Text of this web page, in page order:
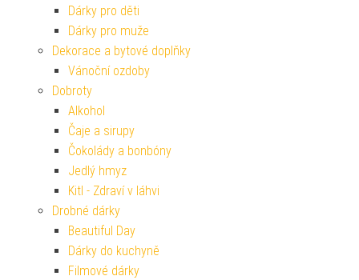
Dárky pro děti
Dárky pro muže
Dekorace a bytové doplňky
Vánoční ozdoby
Dobroty
Alkohol
Čaje a sirupy
Čokolády a bonbóny
Jedlý hmyz
Kitl - Zdraví v láhvi
Drobné dárky
Beautiful Day
Dárky do kuchyně
Filmové dárky